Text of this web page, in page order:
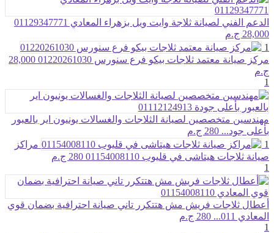
الدعم الفني لصيانة ثلاجة وايت ويل بزهراء المعادي 01129347771
28,000 ج.م
1
مركز صيانة معتمد ثلاجات بيكو فرع سنورس 01220261030
28,000
ج.م
1
مهندسين متخصصين لصيانة الثلاجات والغسالات يونيون اير بالعبور
بأعلى جود... 280 ج.م
1
مراكز
صيانة ثلاجات هيتاشى في قليوب 01154008110
280 ج.م
1
أعطال ثلاجات فريش مش هتتكرر تاني صيانة احترافية بضمان قوي
المعادي 011...
280 ج.م
1